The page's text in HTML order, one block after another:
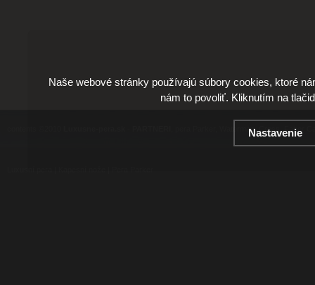
, pera Parker, Waterman, Cross, Faber
Naše webové stránky používajú súbory cookies, ktoré
nám to povoliť. Kliknutím na
Nastavenie